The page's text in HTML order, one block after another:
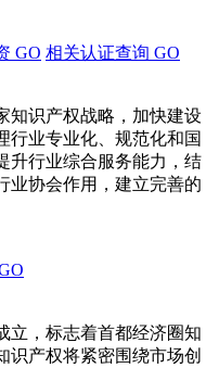
GO 相关认证查询 GO
知识产权战略，加快建设
行业专业化、规范化和国
升行业综合服务能力，结
业协会作用，建立完善的
立，标志着首都经济圈知
识产权将紧密围绕市场创